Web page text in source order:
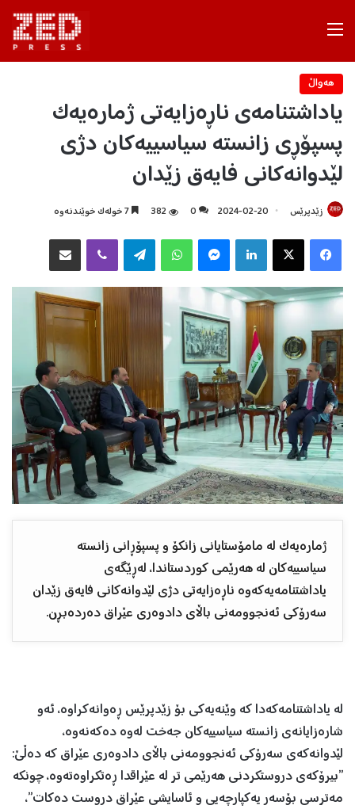
هه‌واڵ
یاداشتنامەی ناڕەزایەتی ژمارەیەک
پسپۆڕی زانستە سیاسییەکان دژی
لێدوانەکانی فایەق زێدان
زێدپرێس 2024-02-20
0
382
X
Telegram
ژمارەیەک لە مامۆستایانی زانکۆ و پسپۆڕانی زانستە
سیاسییەکان لە هەرێمی کوردستاندا، لەڕێگەی
یاداشتنامەیەکەوە ناڕەزایەتی دژی لێدوانەکانی فایەق زێدان
سەرۆکی ئەنجوومەنی باڵای دادوەری عێراق دەردەبڕن.
لە یاداشتنامەکەدا کە وێنەیەکی بۆ زێدپرێس ڕەوانەکراوە، ئەو
شارەزایانەی زانستە سیاسییەکان جەخت لەوە دەکەنەوە،
لێدوانەکەی سەرۆکی ئەنجوومەنی باڵای دادوەری عێراق کە دەڵێ:
”بیرۆکەی دروستکردنی هەرێمی تر لە عێراقدا ڕەتکراوەتەوە، چونکە
مەترسی بۆسەر یەکپارچەیی و ئاسایشی عێراق دروست دەکات”،